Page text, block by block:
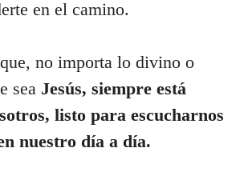
en el camino.
no importa lo divino o
sea Jesús, siempre está
listo para escucharnos
nuestro día a día.